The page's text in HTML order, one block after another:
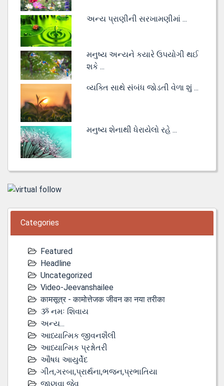
અન્ય પ્રાણીની સરખામણીમાં ...
મનુષ્ય અન્યને કયારે ઉપયોગી થઈ
શકે ...
વ્યક્તિ સાથે સંબંધ જોડતી વેળા શું ...
મનુષ્ય શેનાથી ધેરાયેલો રહે ...
Categories
Featured
Headline
Uncategorized
Video-Jeevanshailee
कामसूत्र - कामोत्तेजक जीवन का नया तरीका
ૐ નમઃ શિવાય
અન્ય...
આધ્યાત્મિક જીવનશૈલી
આધ્યાત્મિક પ્રશ્નોતરી
ઔષધ આયુર્વેદ
ગીત,ગરબા,પ્રાર્થના,ભજન,પ્રભાતિયા
જાણવા જેવુ